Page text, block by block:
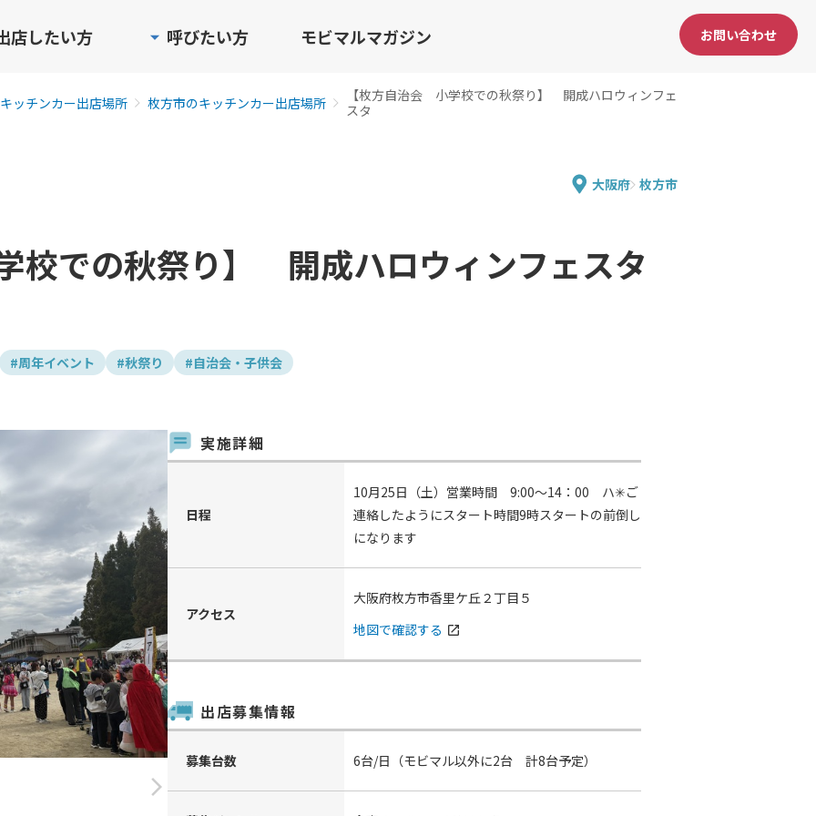
店したい方 呼びたい方 モビマルマガジン お問い合わせ
ッチンカー出店場所 枚方市のキッチンカー出店場所
【枚方自治会 小学校での秋祭り】 開成ハロウィンフェ
スタ
大阪府 枚方市
校での秋祭り】 開成ハロウィンフェスタ
#周年イベント #秋祭り #自治会・子供会
arrow_forward_ios
実施詳細
日程
10月25日（土）営業時間 9:00～14：00 ハ✳︎ご
連絡したようにスタート時間9時スタートの前倒し
になります
アクセス
大阪府枚方市香里ケ丘２丁目５
地図で確認する open_in_new
出店募集情報
募集台数 6台/日（モビマル以外に2台 計8台予定）